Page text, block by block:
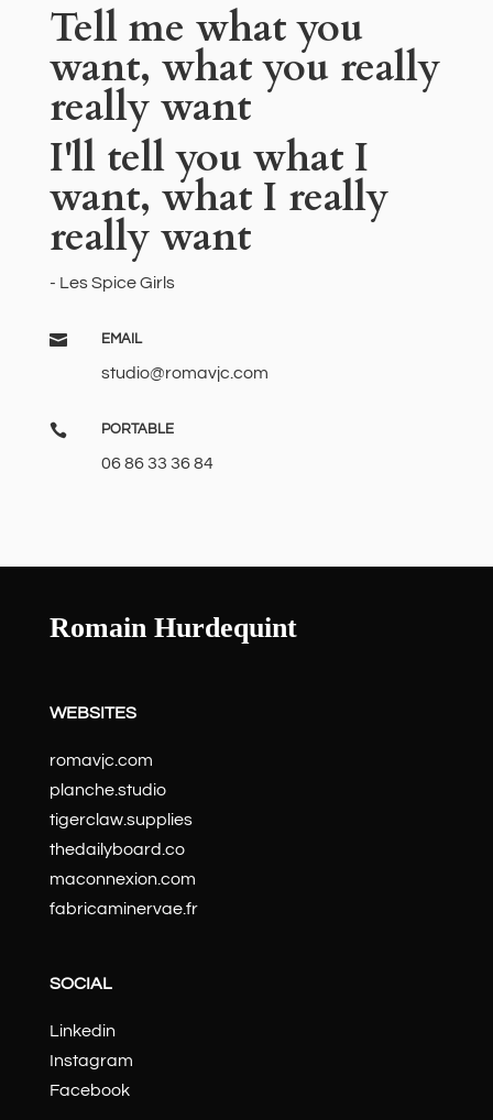
Tell me what you
want, what you really
really want
I'll tell you what I
want, what I really
really want
- Les Spice Girls
 EMAIL
studio@romavjc.com
 PORTABLE
06 86 33 36 84
Romain Hurdequint
WEBSITES
romavjc.com
planche.studio
tigerclaw.supplies
thedailyboard.co
maconnexion.com
fabricaminervae.fr
SOCIAL
Linkedin
Instagram
Facebook